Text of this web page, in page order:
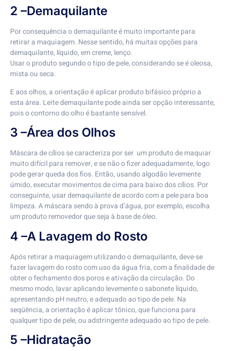
2 –Demaquilante
Por consequência o demaquilante é muito importante para
retirar a maquiagem. Nesse sentido, há muitas opções para
demaquilante, líquido, em creme, lenço.
Usar o produto segundo o tipo de pele, considerando se é oleosa,
mista ou seca.
E aos olhos, a orientação é aplicar produto bifásico próprio a
esta área. Leite demaquilante pode ainda ser opção interessante,
pois o contorno do olho é bastante sensível.
3 –Área dos Olhos
Máscara de cílios se caracteriza por ser um produto de maquiar
muito difícil para remover, e se não o fizer adequadamente, logo
pode gerar queda dos fios. Então, usando algodão levemente
úmido, executar movimentos de cima para baixo dos cílios. Por
conseguinte, usar demaquilante de acordo com a pele para boa
limpeza. A máscara sendo à prova d’água, por exemplo, escolha
um produto removedor que seja à base de óleo.
4 –A Lavagem do Rosto
Após retirar a maquiagem utilizando o demaquilante, deve-se
fazer lavagem do rosto com uso da água fria, com a finalidade de
obter o fechamento dos poros e ativação da circulação. Do
mesmo modo, lavar aplicando levemente o sabonete líquido,
apresentando pH neutro, e adequado ao tipo de pele. Na
seqüência, a orientação é aplicar tônico, que funciona para
qualquer tipo de pele, ou adstringente adequado ao tipo de pele.
5 –Hidratação